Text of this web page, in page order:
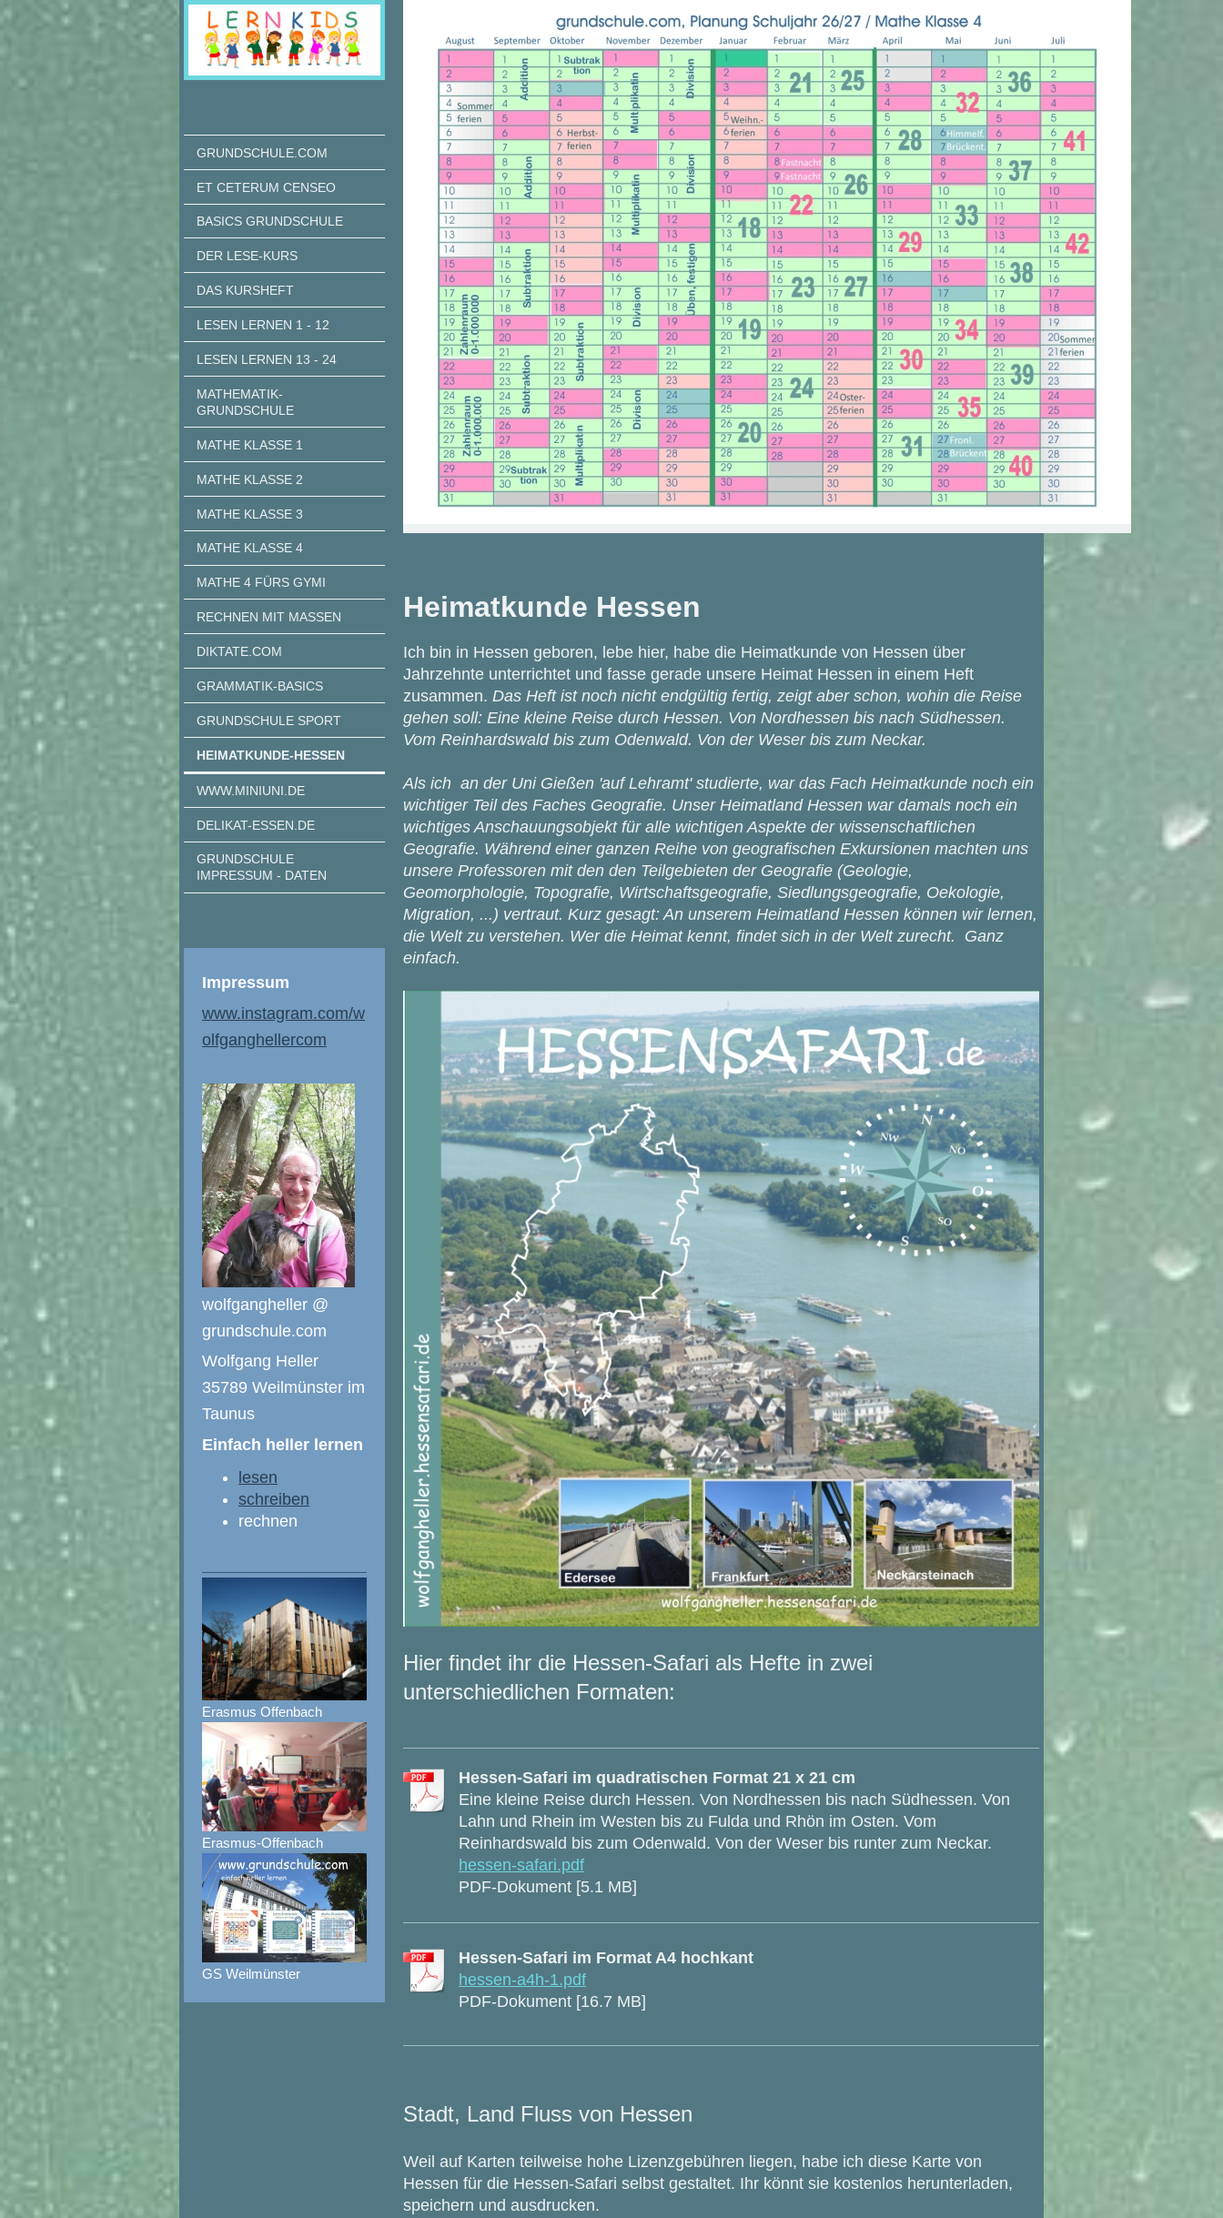
GRUNDSCHULE.COM
ET CETERUM CENSEO
BASICS GRUNDSCHULE
DER LESE-KURS
DAS KURSHEFT
LESEN LERNEN 1 - 12
LESEN LERNEN 13 - 24
MATHEMATIK-
GRUNDSCHULE
MATHE KLASSE 1
MATHE KLASSE 2
MATHE KLASSE 3
MATHE KLASSE 4
MATHE 4 FÜRS GYMI
RECHNEN MIT MASSEN
DIKTATE.COM
GRAMMATIK-BASICS
GRUNDSCHULE SPORT
HEIMATKUNDE-HESSEN
WWW.MINIUNI.DE
DELIKAT-ESSEN.DE
GRUNDSCHULE
IMPRESSUM - DATEN
Impressum
www.instagram.com/w
olfganghellercom
wolfgangheller @
grundschule.com
Wolfgang Heller
35789 Weilmünster im
Taunus
Einfach heller lernen
lesen
schreiben
rechnen
Erasmus Offenbach
Erasmus-Offenbach
GS Weilmünster
Heimatkunde Hessen
Ich bin in Hessen geboren, lebe hier, habe die Heimatkunde von Hessen über
Jahrzehnte unterrichtet und fasse gerade unsere Heimat Hessen in einem Heft
zusammen. Das Heft ist noch nicht endgültig fertig, zeigt aber schon, wohin die Reise
gehen soll: Eine kleine Reise durch Hessen. Von Nordhessen bis nach Südhessen.
Vom Reinhardswald bis zum Odenwald. Von der Weser bis zum Neckar.
Als ich an der Uni Gießen 'auf Lehramt' studierte, war das Fach Heimatkunde noch ein
wichtiger Teil des Faches Geografie. Unser Heimatland Hessen war damals noch ein
wichtiges Anschauungsobjekt für alle wichtigen Aspekte der wissenschaftlichen
Geografie. Während einer ganzen Reihe von geografischen Exkursionen machten uns
unsere Professoren mit den den Teilgebieten der Geografie (Geologie,
Geomorphologie, Topografie, Wirtschaftsgeografie, Siedlungsgeografie, Oekologie,
Migration, ...) vertraut. Kurz gesagt: An unserem Heimatland Hessen können wir lernen,
die Welt zu verstehen. Wer die Heimat kennt, findet sich in der Welt zurecht. Ganz
einfach.
Hier findet ihr die Hessen-Safari als Hefte in zwei
unterschiedlichen Formaten:
Hessen-Safari im quadratischen Format 21 x 21 cm
Eine kleine Reise durch Hessen. Von Nordhessen bis nach Südhessen. Von
Lahn und Rhein im Westen bis zu Fulda und Rhön im Osten. Vom
Reinhardswald bis zum Odenwald. Von der Weser bis runter zum Neckar.
hessen-safari.pdf
PDF-Dokument [5.1 MB]
Hessen-Safari im Format A4 hochkant
hessen-a4h-1.pdf
PDF-Dokument [16.7 MB]
Stadt, Land Fluss von Hessen
Weil auf Karten teilweise hohe Lizenzgebühren liegen, habe ich diese Karte von
Hessen für die Hessen-Safari selbst gestaltet. Ihr könnt sie kostenlos herunterladen,
speichern und ausdrucken.